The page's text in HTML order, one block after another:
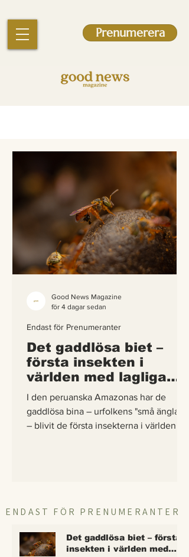
Prenumerera
Det gaddlösa biet –
första insekten i
världen med lagliga
rättigheter
I den peruanska Amazonas har de
gaddlösa bina – urfolkens "små änglar"
– blivit de första insekterna i världen att
Endast för Prenumeranter
Good News Magazine
för 4 dagar sedan
ENDAST FÖR PRENUMERANTER
Det gaddlösa biet – första
insekten i världen med